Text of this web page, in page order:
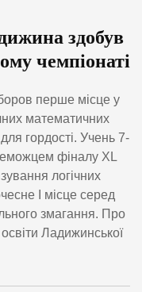
здобув
чемпіонаті
перше місце у
математичних
гордості. Учень 7-
фіналу XL
логічних
І місце серед
змагання. Про
Ладижинської